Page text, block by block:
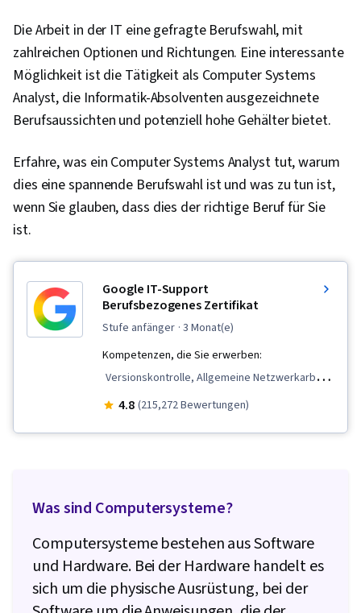
Die Arbeit in der IT eine gefragte Berufswahl, mit
zahlreichen Optionen und Richtungen. Eine interessante
Möglichkeit ist die Tätigkeit als Computer Systems
Analyst, die Informatik-Absolventen ausgezeichnete
Berufsaussichten und potenziell hohe Gehälter bietet.
Erfahre, was ein Computer Systems Analyst tut, warum
dies eine spannende Berufswahl ist und was zu tun ist,
wenn Sie glauben, dass dies der richtige Beruf für Sie
ist.
Google IT-Support
Berufsbezogenes Zertifikat
stufe anfänger · 3 Monat(e)
Kompetenzen, die Sie erwerben:
Versionskontrolle, Allgemeine Netzwerkarbeit,
Desktop-Unterstützung, TCP/IP,
(Versionskontrollsystem), Netzwerk-
Fehlerbehebung, Verwaltung des
Betriebssystems, Computer-Vernetzung,
Paket- und Softwareverwaltung, IT-
Automatisierung, Netzwerksicherheit, Chef
4.8 (215,272 Bewertungen)
Was sind Computersysteme?
Computersysteme bestehen aus Software
und Hardware. Bei der Hardware handelt es
sich um die physische Ausrüstung, bei der